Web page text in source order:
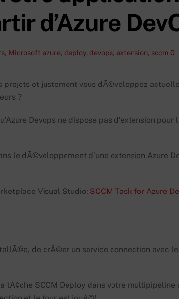
d’Azure
, Microsoft azure, deploy, devops, extension, sccm 0
projets et justement vous dÃ©veloppez
?
Devops ne dispose pas d’extension
le dÃ©veloppement d’une extension Azure
Visual Studio: SCCM Task for Azure
de crÃ©er un service connection avec
tÃ¢che SCCM Deploy dans votre multipipeline